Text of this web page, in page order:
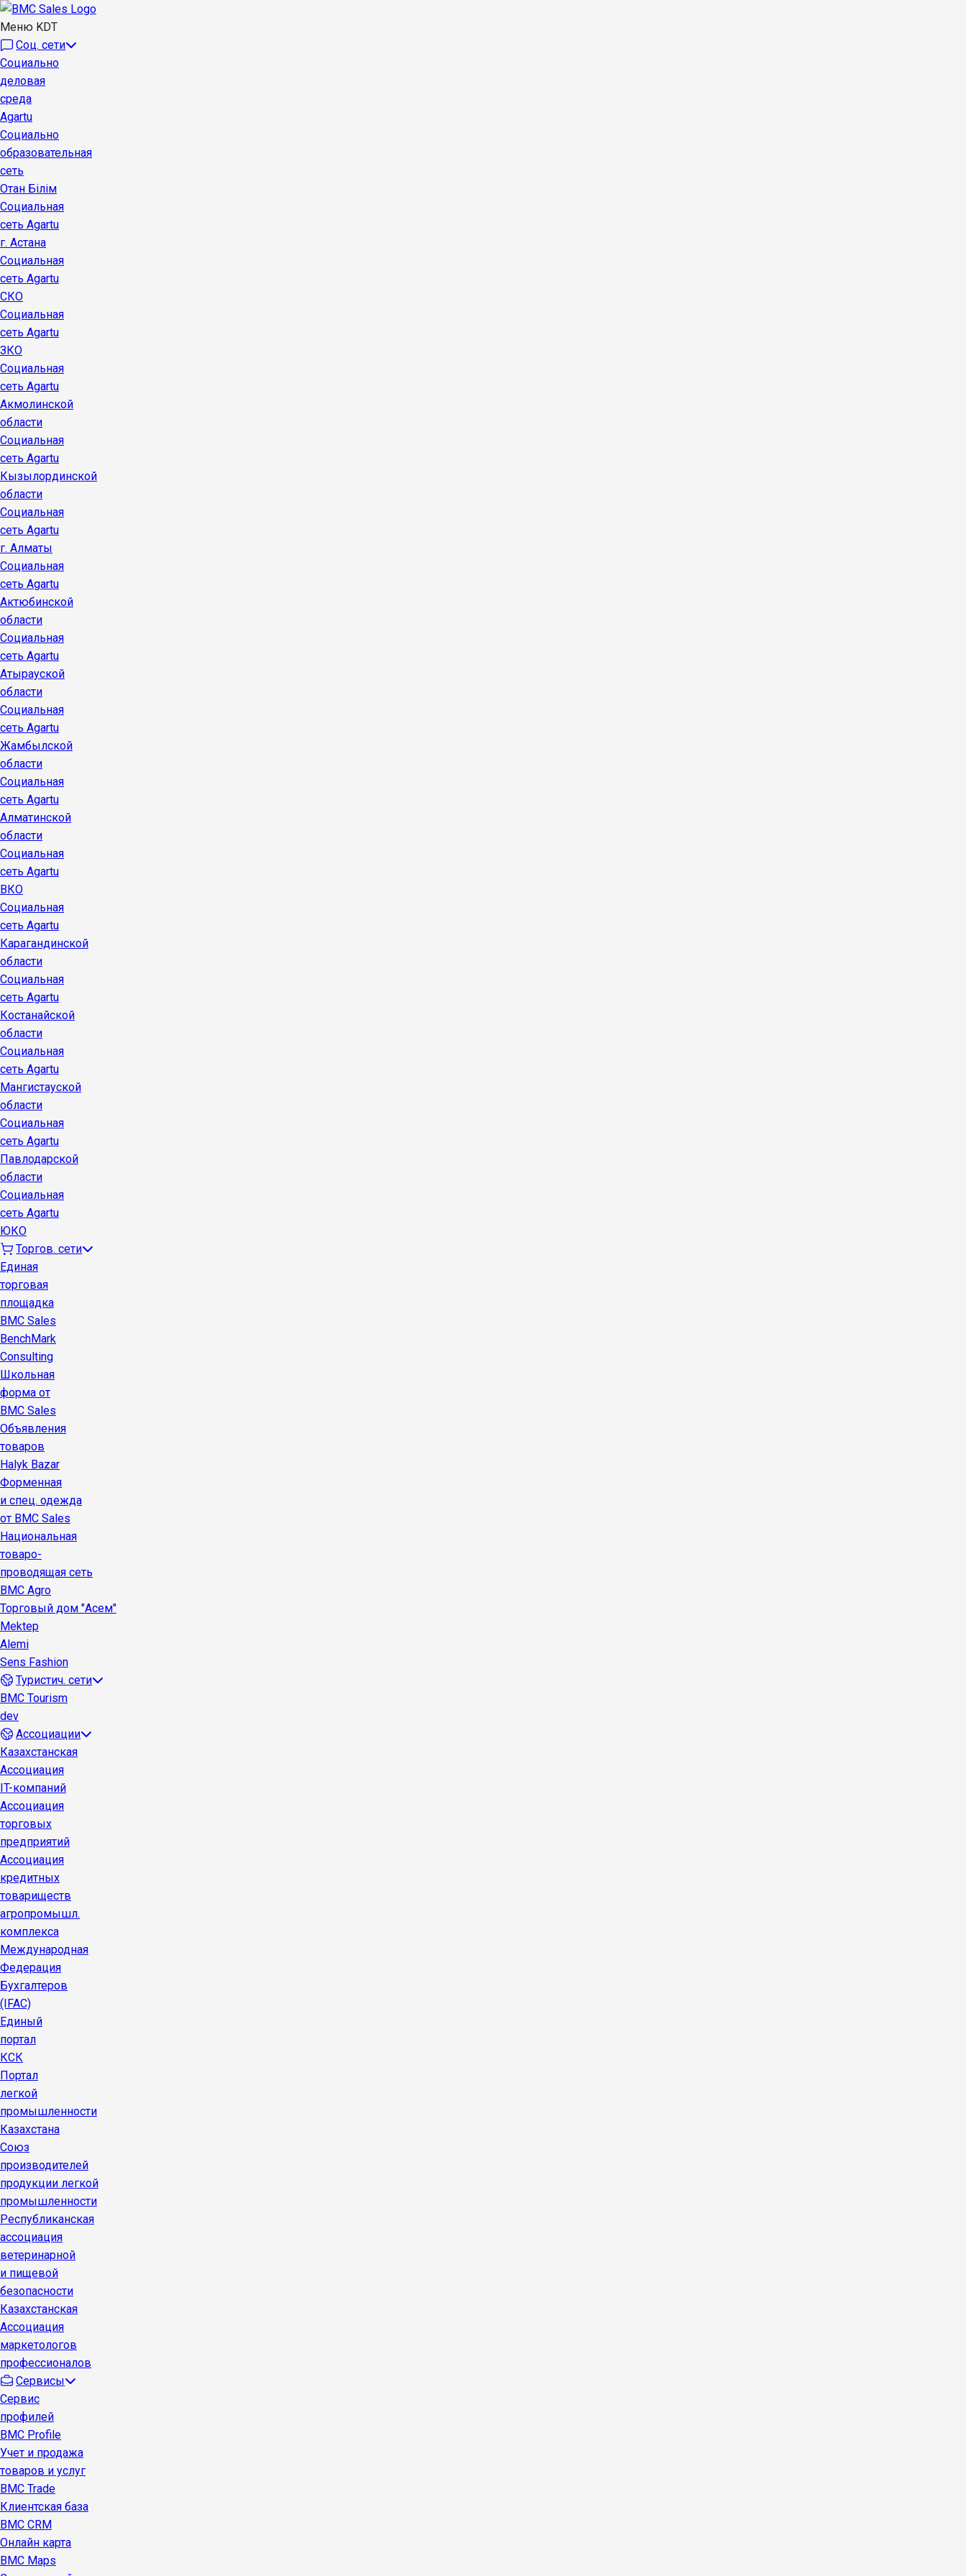
Меню KDT
Соц. сети
Социально
деловая
среда
Agartu
Социально
образовательная
сеть
Отан Бiлiм
Социальная
сеть Agartu
г. Астана
Социальная
сеть Agartu
СКО
Социальная
сеть Agartu
ЗКО
Социальная
сеть Agartu
Акмолинской
области
Социальная
сеть Agartu
Кызылординской
области
Социальная
сеть Agartu
г. Алматы
Социальная
сеть Agartu
Актюбинской
области
Социальная
сеть Agartu
Атырауской
области
Социальная
сеть Agartu
Жамбылской
области
Социальная
сеть Agartu
Алматинской
области
Социальная
сеть Agartu
ВКО
Социальная
сеть Agartu
Карагандинской
области
Социальная
сеть Agartu
Костанайской
области
Социальная
сеть Agartu
Мангистауской
области
Социальная
сеть Agartu
Павлодарской
области
Социальная
сеть Agartu
ЮКО
Торгов. сети
Единая
торговая
площадка
BMC Sales
BenchMark
Consulting
Школьная
форма от
BMC Sales
Объявления
товаров
Halyk Bazar
Форменная
и спец. одежда
от BMC Sales
Национальная
товаро-
проводящая сеть
BMC Agro
Торговый дом "Асем"
Mektep
Alemi
Sens Fashion
Туристич. сети
BMC Tourism
dev
Ассоциации
Казахстанская
Ассоциация
IT-компаний
Ассоциация
торговых
предприятий
Ассоциация
кредитных
товариществ
агропромышл.
комплекса
Международная
Федерация
Бухгалтеров
(IFAC)
Единый
портал
КСК
Портал
легкой
промышленности
Казахстана
Союз
производителей
продукции легкой
промышленности
Республиканская
ассоциация
ветеринарной
и пищевой
безопасности
Казахстанская
Ассоциация
маркетологов
профессионалов
Сервисы
Сервис
профилей
BMC Profile
Учет и продажа
товаров и услуг
BMC Trade
Клиентская база
BMC CRM
Онлайн карта
BMC Maps